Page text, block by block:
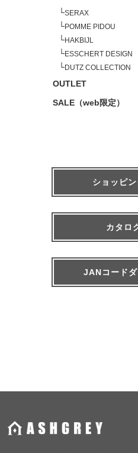
└SERAX
└POMME PIDOU
└HAKBIJL
└ESSCHERT DESIGN
└DUTZ COLLECTION
OUTLET
SALE（web限定）
ショッピ
カタロ
JANコード